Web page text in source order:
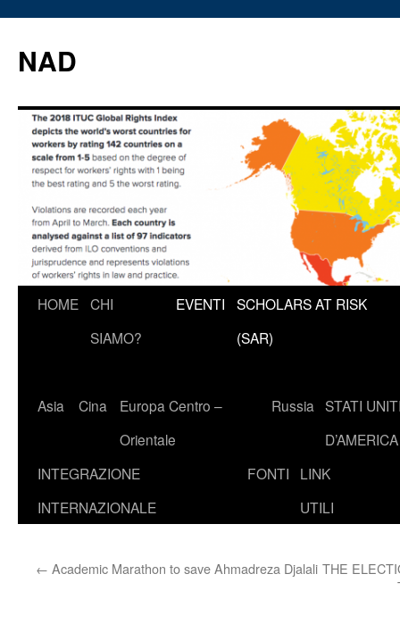
contenuto
NAD
HOME CHI
SIAMO?
EVENTI
SCHOLARS AT RISK
(SAR)
Asia Cina
Europa Centro –
Orientale
Russia STATI
D’AMERICA
INTEGRAZIONE
INTERNAZIONALE
FONTI
LINK
UTILI
← Academic Marathon to save Ahmadreza Djalali THE